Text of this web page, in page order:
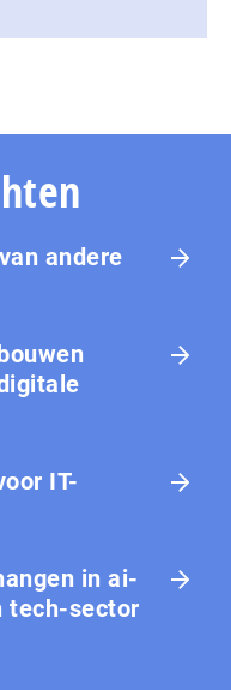
andere
IT-
in ai-
tech-sector